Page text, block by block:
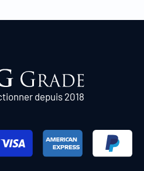
depuis 2018